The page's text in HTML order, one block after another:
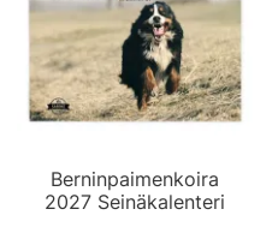
Berninpaimenkoira
2027 Seinäkalenteri